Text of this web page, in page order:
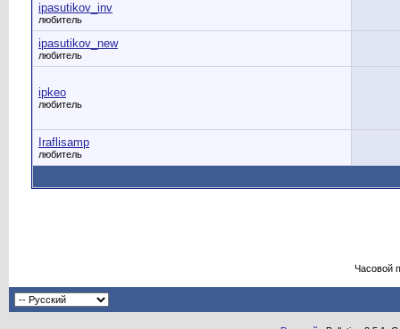
ipasutikov_inv
любитель
ipasutikov_new
любитель
ipkeo
любитель
Iraflisamp
любитель
Часовой